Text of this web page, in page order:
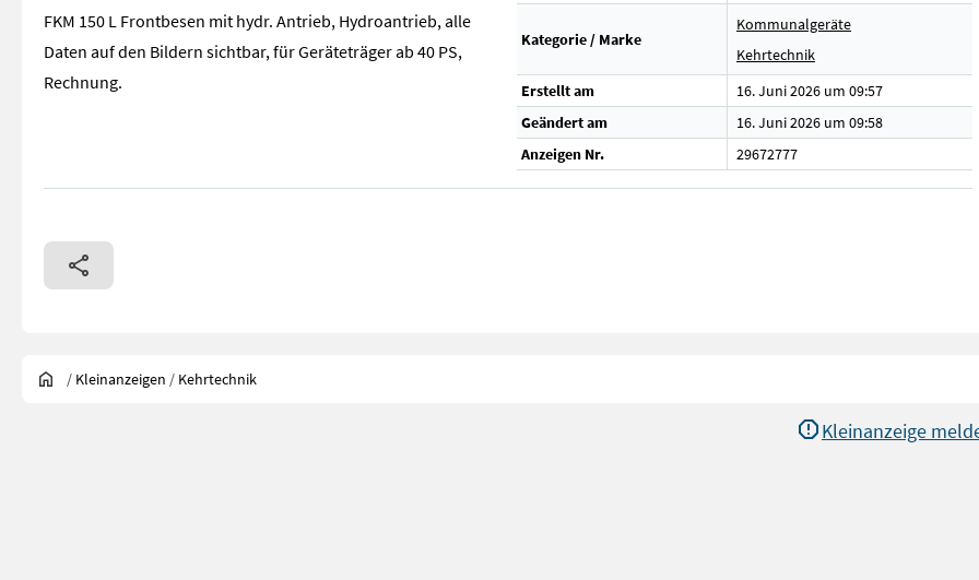
FKM 150 L Frontbesen mit hydr. Antrieb, Hydroantrieb, alle
Daten auf den Bildern sichtbar, für Geräteträger ab 40 PS,
Rechnung.
Kategorie / Marke
Kommunalgeräte
Kehrtechnik
Erstellt am
16. Juni 2026 um 09:57
Geändert am
16. Juni 2026 um 09:58
Anzeigen Nr.
29672777
/ Kleinanzeigen / Kehrtechnik
Kleinanzeige